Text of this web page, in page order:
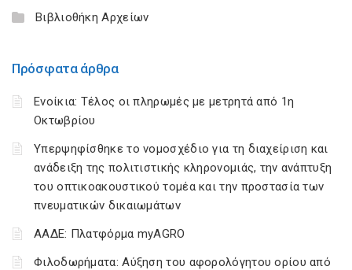
Βιβλιοθήκη Αρχείων
Πρόσφατα άρθρα
Ενοίκια: Τέλος οι πληρωμές με μετρητά από 1η
Οκτωβρίου
Υπερψηφίσθηκε το νομοσχέδιο για τη διαχείριση και
ανάδειξη της πολιτιστικής κληρονομιάς, την ανάπτυξη
του οπτικοακουστικού τομέα και την προστασία των
πνευματικών δικαιωμάτων
ΑΑΔΕ: Πλατφόρμα myAGRO
Φιλοδωρήματα: Αύξηση του αφορολόγητου ορίου από